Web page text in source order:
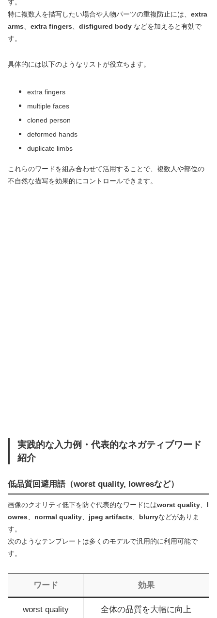
す。
特に複数人を描写したい場合や人物パーツの重複防止には、 extra
arms
extra fingers disfigured body などを加えると有効で
す。
具体的には以下のようなリストが役立ちます。
extra fingers
multiple faces
cloned person
deformed hands
duplicate limbs
これらのワードを組み合わせて活用することで、複数人や部位の
不自然な描写を効果的にコントロールできます。
実践的な入力例・代表的なネガティブワード
紹介
低品質回避用語（worst quality, lowresなど）
画像のクオリティ低下を防ぐ代表的なワードにはworst quality
l
owres
normal quality jpeg artifacts blurryなどがありま
す。
次のようなテンプレートは多くのモデルで汎用的に利用可能で
す。
ワード 効果
worst quality 全体の品質を大幅に向上